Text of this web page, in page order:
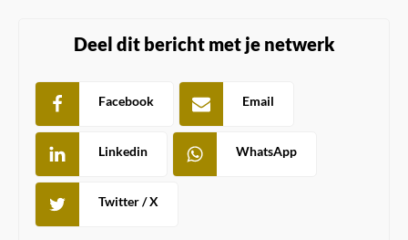
Deel dit bericht met je netwerk
Twitter / X
Facebook Email
Linkedin WhatsApp